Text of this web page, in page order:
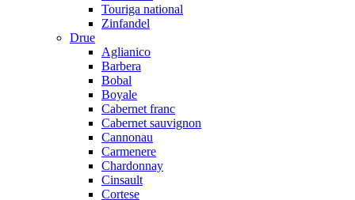
Touriga national
Zinfandel
Drue
Aglianico
Barbera
Bobal
Boyale
Cabernet franc
Cabernet sauvignon
Cannonau
Carmenere
Chardonnay
Cinsault
Cortese